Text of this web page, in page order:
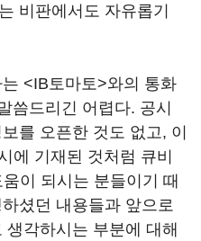
비판에서도 자유롭기
<IB토마토>와의 통화
씀드리긴 어렵다. 공시
를 오픈한 것도 없고, 이
에 기재된 것처럼 큐비
이 되시는 분들이기 때
셨던 내용들과 앞으로
각하시는 부분에 대해